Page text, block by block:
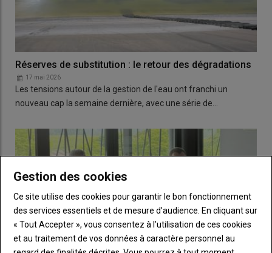
Réserves de substitution : le retour des dégradations
17 mai 2026
Les tensions autour de la gestion de l'eau ont franchi un
nouveau cap la semaine dernière, avec une série de…
Gestion des cookies
Ce site utilise des cookies pour garantir le bon fonctionnement
des services essentiels et de mesure d’audience. En cliquant sur
« Tout Accepter », vous consentez à l’utilisation de ces cookies
et au traitement de vos données à caractère personnel au